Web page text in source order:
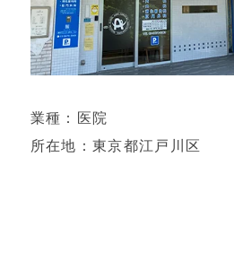
業種：医院
所在地：東京都江戸川区